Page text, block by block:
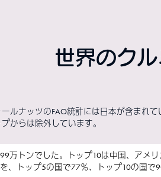
世界のク
ルナッツのFAO統計には日本が含まれ
からは除外しています。
万トンでした。トップ10は中国、アメ
、トップ5の国で77％、トップ10の国で